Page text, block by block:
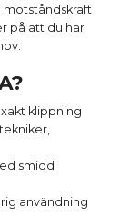
motståndskraft
på att du har
klippning
smidd
användning